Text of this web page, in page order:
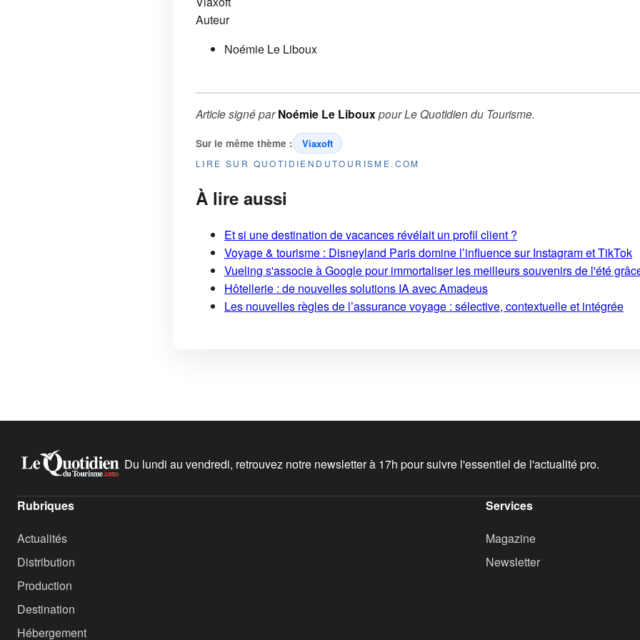
Auteur
Noémie Le Liboux
Article signé parNoémie Le LibouxpourLe Quotidien du Tourisme.
Sur le même thème : Viaxoft
LIRE SUR QUOTIDIENDUTOURISME.COM
À lire aussi
Et si une destination de vacances révélait un profil client ?
Voyage & tourisme : Disneyland Paris domine l’influence sur Instagram et TikTok
Vueling s'associe à Google pour immortaliser les meilleurs souvenirs de l'été
Hôtellerie : de nouvelles solutions IA avec Amadeus
Les nouvelles règles de l’assurance voyage : sélective, contextuelle et intégrée
Du lundi au vendredi, retrouvez notre newsletter à 17h pour suivre l'essentiel de l'actualité pro.
Rubriques
Actualités
Distribution
Production
Destination
Hébergement
Services
Magazine
Newsletter